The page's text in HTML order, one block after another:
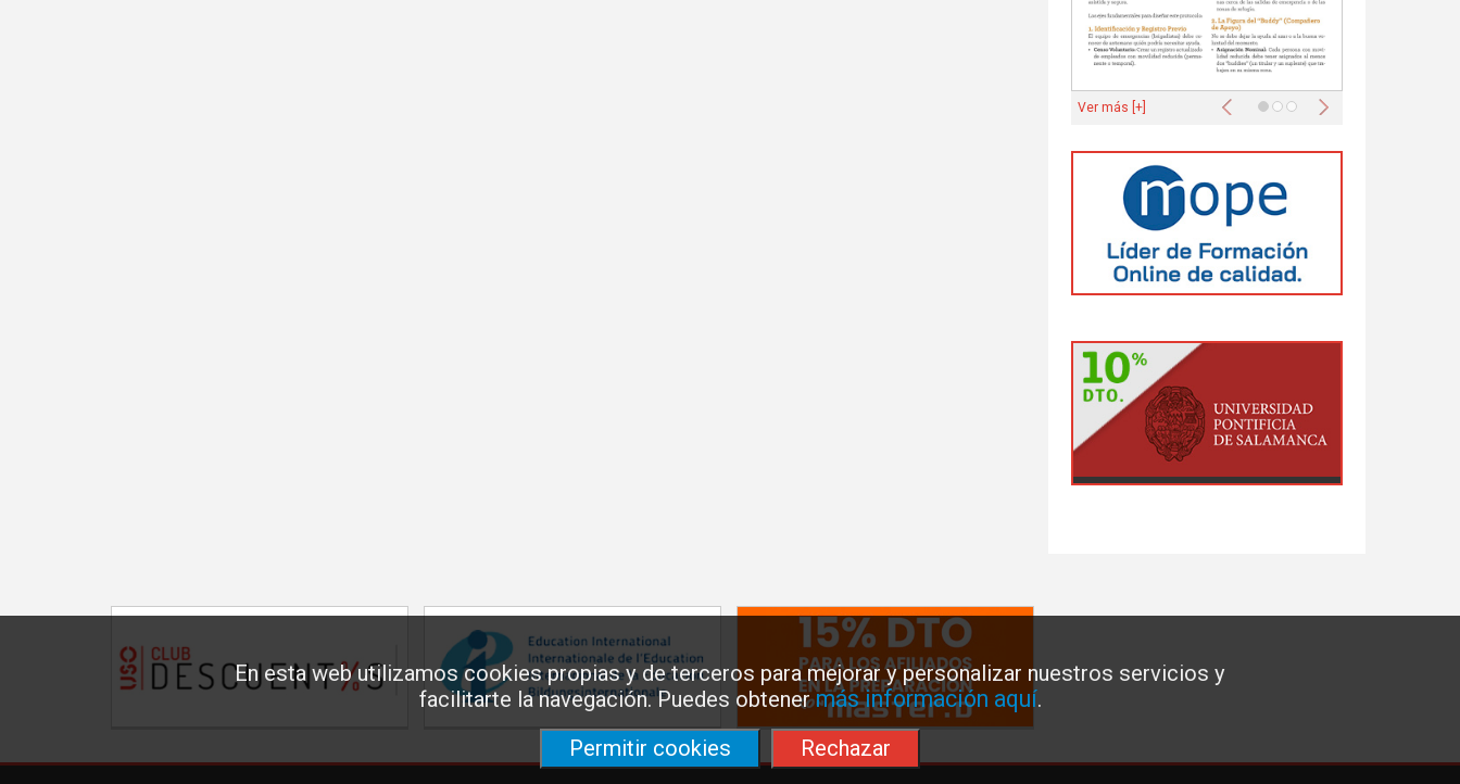
En esta web utilizamos cookies propias y de terceros para mejorar y personalizar nuestros servicios y
facilitarte la navegación. Puedes obtenermás información aquí.
Permitir cookies
Rechazar
Anterior Siguiente
Ver más [+]